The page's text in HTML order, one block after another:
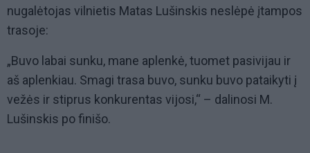
nugalėtojas vilnietis Matas Lušinskis neslėpė įtampos
trasoje:
„Buvo labai sunku, mane aplenkė, tuomet pasivijau ir
aš aplenkiau. Smagi trasa buvo, sunku buvo pataikyti į
vežės ir stiprus konkurentas vijosi,“ – dalinosi M.
Lušinskis po finišo.